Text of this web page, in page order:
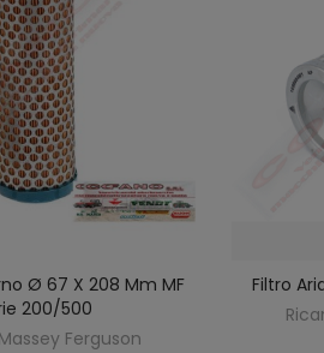
SCOPRIRE
Ø 67 X 208 Mm MF
200/500
Ferguson
Filtro